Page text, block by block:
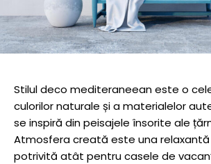
Stilul deco mediteraneean este o
culorilor naturale și a materialelor
se inspiră din peisajele însorite ale
Atmosfera creată este una
potrivită atât pentru casele de